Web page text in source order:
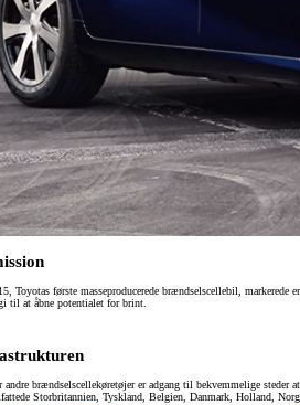
Toyotas første masseproducerede brændselscellebil,
til at åbne potentialet for brint.
brændselscellekøretøjer er adgang til bekvemmelige
Storbritannien, Tyskland, Belgien, Danmark, Holland,